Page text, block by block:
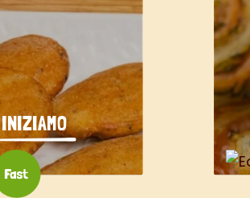
INIZIAMO